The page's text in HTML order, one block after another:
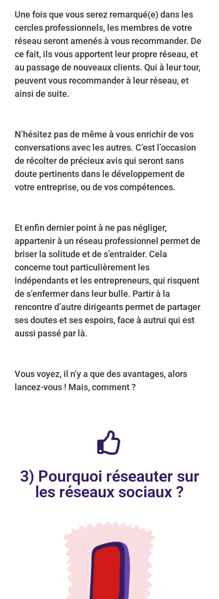
Une fois que vous serez remarqué(e) dans les
cercles professionnels, les membres de votre
réseau seront amenés à vous recommander. De
ce fait, ils vous apportent leur propre réseau, et
au passage de nouveaux clients. Qui à leur tour,
peuvent vous recommander à leur réseau, et
ainsi de suite.
N’hésitez pas de même à vous enrichir de vos
conversations avec les autres. C’est l’occasion
de récolter de précieux avis qui seront sans
doute pertinents dans le développement de
votre entreprise, ou de vos compétences.
Et enfin dernier point à ne pas négliger,
appartenir à un réseau professionnel permet de
briser la solitude et de s’entraider. Cela
concerne tout particulièrement les
indépendants et les entrepreneurs, qui risquent
de s’enfermer dans leur bulle. Partir à la
rencontre d’autre dirigeants permet de partager
ses doutes et ses espoirs, face à autrui qui est
aussi passé par là.
Vous voyez, il n’y a que des avantages, alors
lancez-vous ! Mais, comment ?
3) Pourquoi réseauter sur
les réseaux sociaux ?